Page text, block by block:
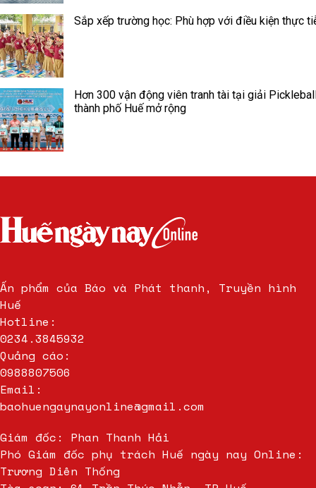
Sắp xếp trường học: Phù hợp với điều kiện thực
Hơn 300 vận động viên tranh tài tại giải
thành phố Huế mở rộng
Ấn phẩm của Báo và Phát thanh, Truyền hình
Huế
Hotline:
0234.3845932
Quảng cáo:
0988807506
Email:
baohuengaynayonline@gmail.com
Giám đốc: Phan Thanh Hải
Phó Giám đốc phụ trách Huế ngày nay Online:
Trương Diên Thống